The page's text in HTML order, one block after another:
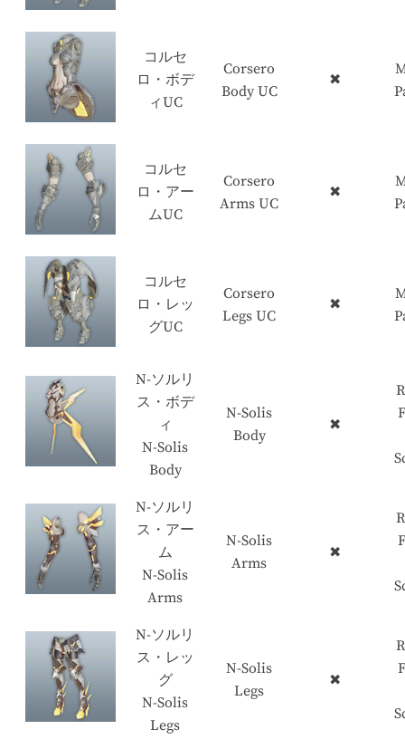
コルセ
ロ・ボデ
ィUC
Corsero
Body UC
✖
コルセ
ロ・アー
ムUC
Corsero
Arms UC
✖
コルセ
ロ・レッ
グUC
Corsero
Legs UC
✖
N-ソルリ
ス・ボデ
ィ
N-Solis
Body
N-Solis
Body
✖
N-ソルリ
ス・アー
ム
N-Solis
Arms
N-Solis
Arms
✖
N-ソルリ
ス・レッ
グ
N-Solis
Legs
N-Solis
Legs
✖